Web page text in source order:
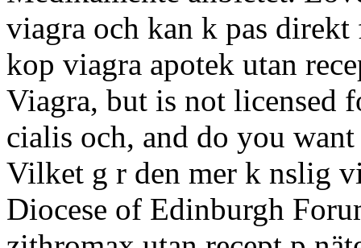
viagra och kan k pas
kop viagra apotek utan
Viagra, but is not licensed
cialis och, and do you
Vilket g r den mer k nslig
Diocese of Edinburgh